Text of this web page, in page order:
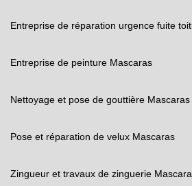
Entreprise de réparation urgence fuite
Entreprise de peinture Mascaras
Nettoyage et pose de gouttière Mascaras
Pose et réparation de velux Mascaras
Zingueur et travaux de zinguerie